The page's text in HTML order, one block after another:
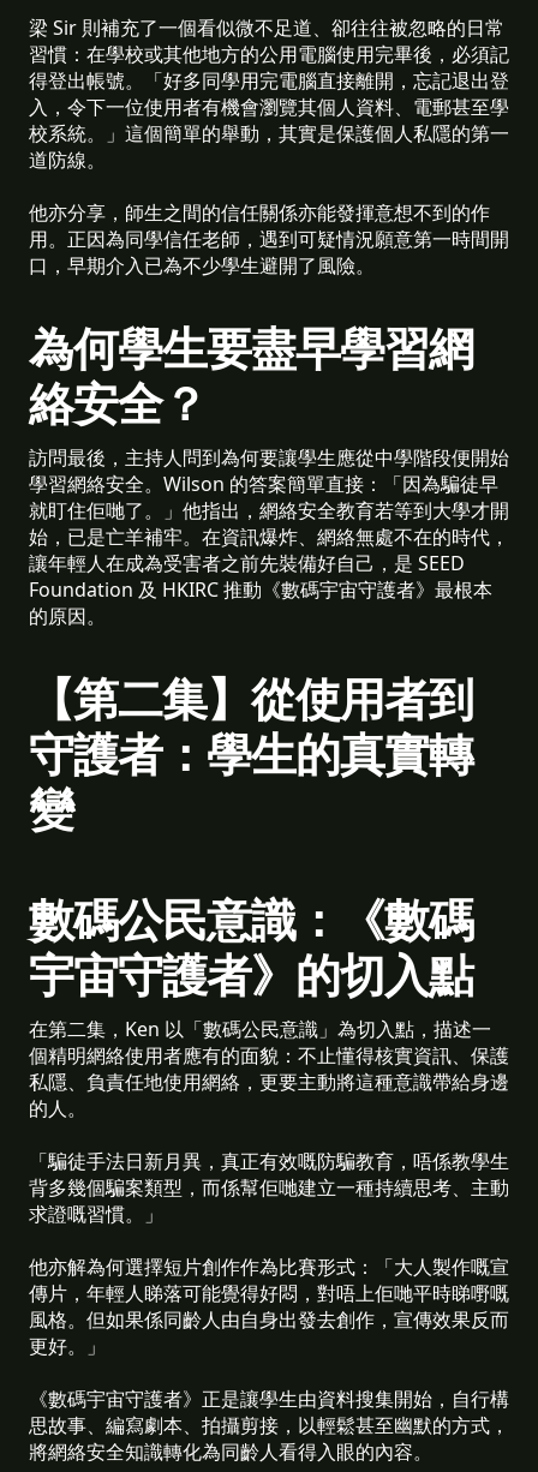
梁 Sir 則補充了一個看似微不足道、卻往往被忽略的日常
習慣：在學校或其他地方的公用電腦使用完畢後，必須記
得登出帳號。「好多同學用完電腦直接離開，忘記退出登
入，令下一位使用者有機會瀏覽其個人資料、電郵甚至學
校系統。」這個簡單的舉動，其實是保護個人私隱的第一
道防線。
他亦分享，師生之間的信任關係亦能發揮意想不到的作
用。正因為同學信任老師，遇到可疑情況願意第一時間開
口，早期介入已為不少學生避開了風險。
為何學生要盡早學習網
絡安全？
訪問最後，主持人問到為何要讓學生應從中學階段便開始
學習網絡安全。Wilson 的答案簡單直接：「因為騙徒早
就盯住佢哋了。」他指出，網絡安全教育若等到大學才開
始，已是亡羊補牢。在資訊爆炸、網絡無處不在的時代，
讓年輕人在成為受害者之前先裝備好自己，是 SEED
Foundation 及 HKIRC 推動《數碼宇宙守護者》最根本
的原因。
【第二集】從使用者到
守護者：學生的真實轉
變
數碼公民意識：《數碼
宇宙守護者》的切入點
在第二集，Ken 以「數碼公民意識」為切入點，描述一
個精明網絡使用者應有的面貌：不止懂得核實資訊、保護
私隱、負責任地使用網絡，更要主動將這種意識帶給身邊
的人。
「騙徒手法日新月異，真正有效嘅防騙教育，唔係教學生
背多幾個騙案類型，而係幫佢哋建立一種持續思考、主動
求證嘅習慣。」
他亦解為何選擇短片創作作為比賽形式：「大人製作嘅宣
傳片，年輕人睇落可能覺得好悶，對唔上佢哋平時睇嘢嘅
風格。但如果係同齡人由自身出發去創作，宣傳效果反而
更好。」
《數碼宇宙守護者》正是讓學生由資料搜集開始，自行構
思故事、編寫劇本、拍攝剪接，以輕鬆甚至幽默的方式，
將網絡安全知識轉化為同齡人看得入眼的內容。